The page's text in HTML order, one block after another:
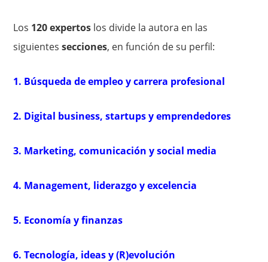
Los 120 expertos los divide la autora en las
siguientessecciones, en función de su perfil:
1. Búsqueda de empleo y carrera profesional
2. Digital business, startups y emprendedores
3. Marketing, comunicación y social media
4. Management, liderazgo y excelencia
5. Economía y finanzas
6. Tecnología, ideas y (R)evolución